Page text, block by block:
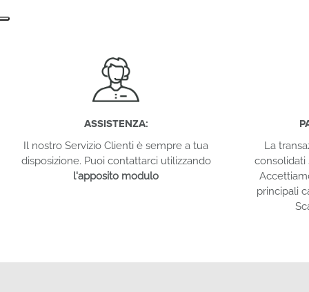
ASSISTENZA:
Il nostro Servizio Clienti è sempre a tua
disposizione. Puoi contattarci utilizzando
l'apposito modulo
La
consolidati
principali